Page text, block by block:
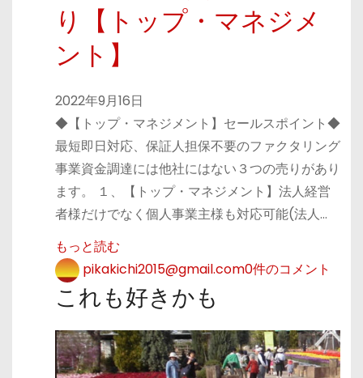
り【トップ・マネジメ
ント】
2022年9月16日
◆【トップ・マネジメント】セールスポイント◆
最短即日対応、保証人担保不要のファクタリング
事業資金調達には他社にはない３つの売りがあり
ます。 １、【トップ・マネジメント】法人経営
者様だけでなく個人事業主様も対応可能(法人…
もっと読む
pikakichi2015@gmail.com0件のコメント
これも好きかも